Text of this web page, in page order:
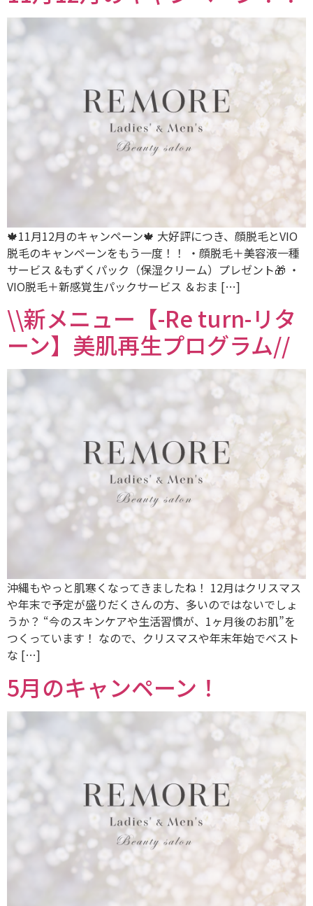
🍁11月12月のキャンペーン🍁 大好評につき、顔脱毛とVIO
脱毛のキャンペーンをもう一度！！ ・顔脱毛＋美容液一種
サービス &もずくパック（保湿クリーム）プレゼント🎁 ・
VIO脱毛＋新感覚生パックサービス ＆おま […]
\\新メニュー【-Re turn-リタ
ーン】美肌再生プログラム//
沖縄もやっと肌寒くなってきましたね！ 12月はクリスマス
や年末で予定が盛りだくさんの方、多いのではないでしょ
うか？ “今のスキンケアや生活習慣が、1ヶ月後のお肌”を
つくっています！ なので、クリスマスや年末年始でベスト
な […]
5月のキャンペーン！